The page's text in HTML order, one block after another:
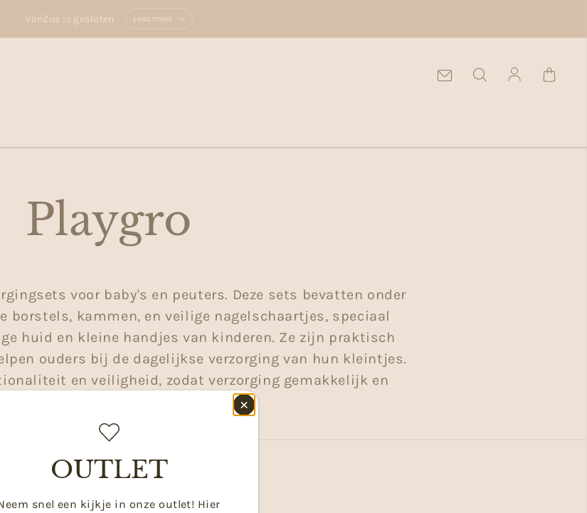
VanZus is gesloten Lees meer
Einloggen
Playgro
voor baby's en peuters. Deze sets bevatten onder
borstels, kammen, en veilige nagelschaartjes, speciaal
huid en kleine handjes van kinderen. Ze zijn praktisch
ouders bij de dagelijkse verzorging van hun kleintjes.
en veiligheid, zodat verzorging gemakkelijk en
OUTLET
snel een kijkje in onze outlet! Hier